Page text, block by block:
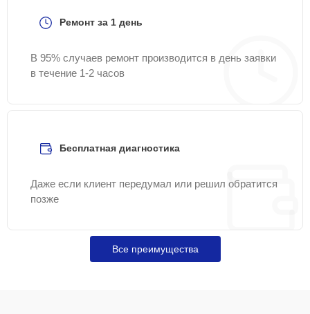
Ремонт за 1 день
В 95% случаев ремонт производится в день заявки
в течение 1-2 часов
Бесплатная диагностика
Даже если клиент передумал или решил обратится
позже
Все преимущества